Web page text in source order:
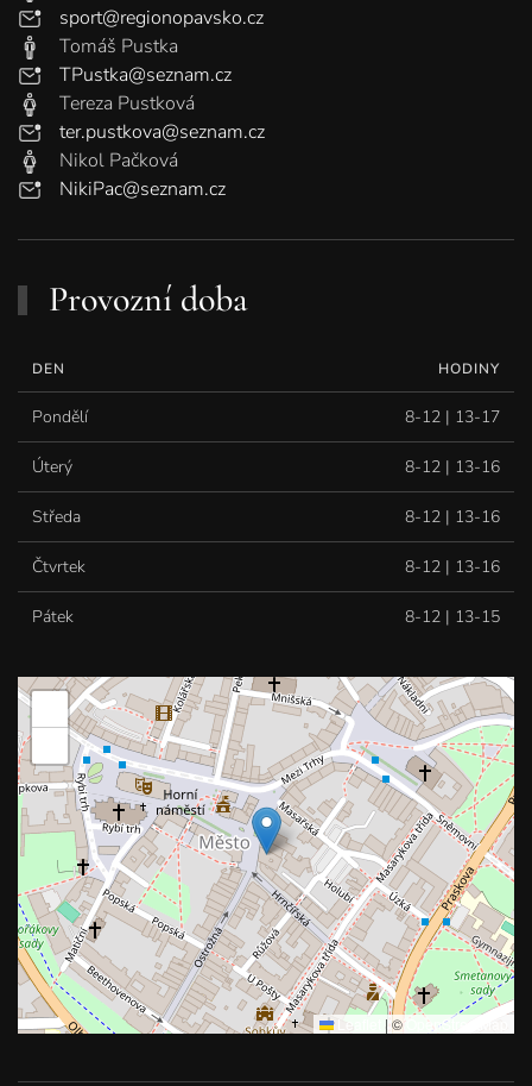
sport@regionopavsko.cz
Tomáš Pustka
TPustka@seznam.cz
Tereza Pustková
ter.pustkova@seznam.cz
Nikol Pačková
NikiPac@seznam.cz
Provozní doba
DEN HODINY
Pondělí 8-12 | 13-17
Úterý 8-12 | 13-16
Středa 8-12 | 13-16
Čtvrtek 8-12 | 13-16
Pátek 8-12 | 13-15
Leaflet | © OpenStreetMap